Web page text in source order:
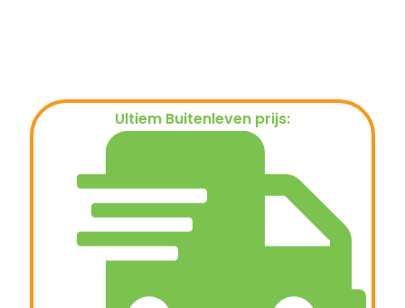
Ultiem Buitenleven prijs: